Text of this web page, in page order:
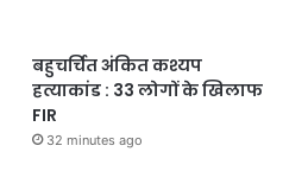
बहुचर्चित अंकित कश्यप
हत्याकांड : 33 लोगों के खिलाफ
FIR
32 minutes ago